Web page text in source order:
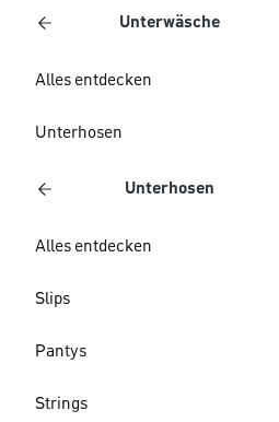
Unterwäsche
Alles entdecken
Unterhosen
Unterhosen
Alles entdecken
Slips
Pantys
Strings